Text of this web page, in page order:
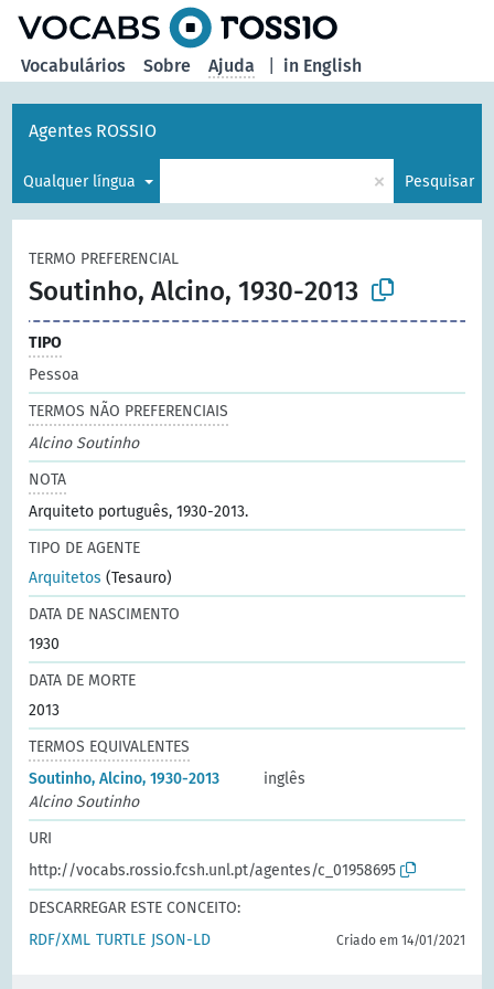
in English
Vocabulários Sobre Ajuda
Agentes ROSSIO
Qualquer língua × Pesquisar
TERMO PREFERENCIAL
Soutinho, Alcino, 1930-2013
TIPO
Pessoa
TERMOS NÃO PREFERENCIAIS
Alcino Soutinho
NOTA
Arquiteto português, 1930-2013.
TIPO DE AGENTE
Arquitetos (Tesauro)
DATA DE NASCIMENTO
1930
DATA DE MORTE
2013
TERMOS EQUIVALENTES
Soutinho, Alcino, 1930-2013
inglês
Alcino Soutinho
URI
http://vocabs.rossio.fcsh.unl.pt/agentes/c_01958695
DESCARREGAR ESTE CONCEITO:
RDF/XML TURTLE JSON-LD Criado em 14/01/2021